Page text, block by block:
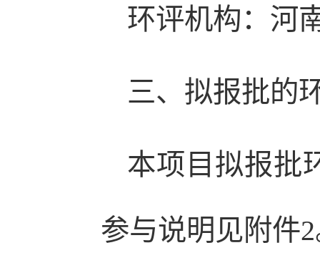
环评机构：河
三、拟报批的
本项目拟报批
参与说明见附件